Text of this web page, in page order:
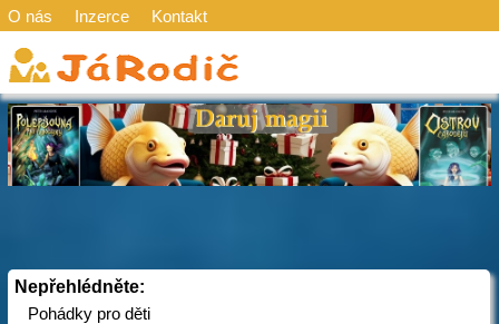
O nás Inzerce Kontakt
Nepřehlédněte:
Pohádky pro děti